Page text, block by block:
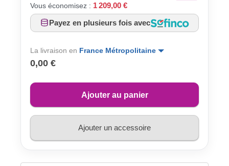
Vous économisez : 1 209,00 €
Payez en plusieurs fois avec
La livraison en France Métropolitaine
0,00 €
Ajouter au panier
Ajouter un accessoire